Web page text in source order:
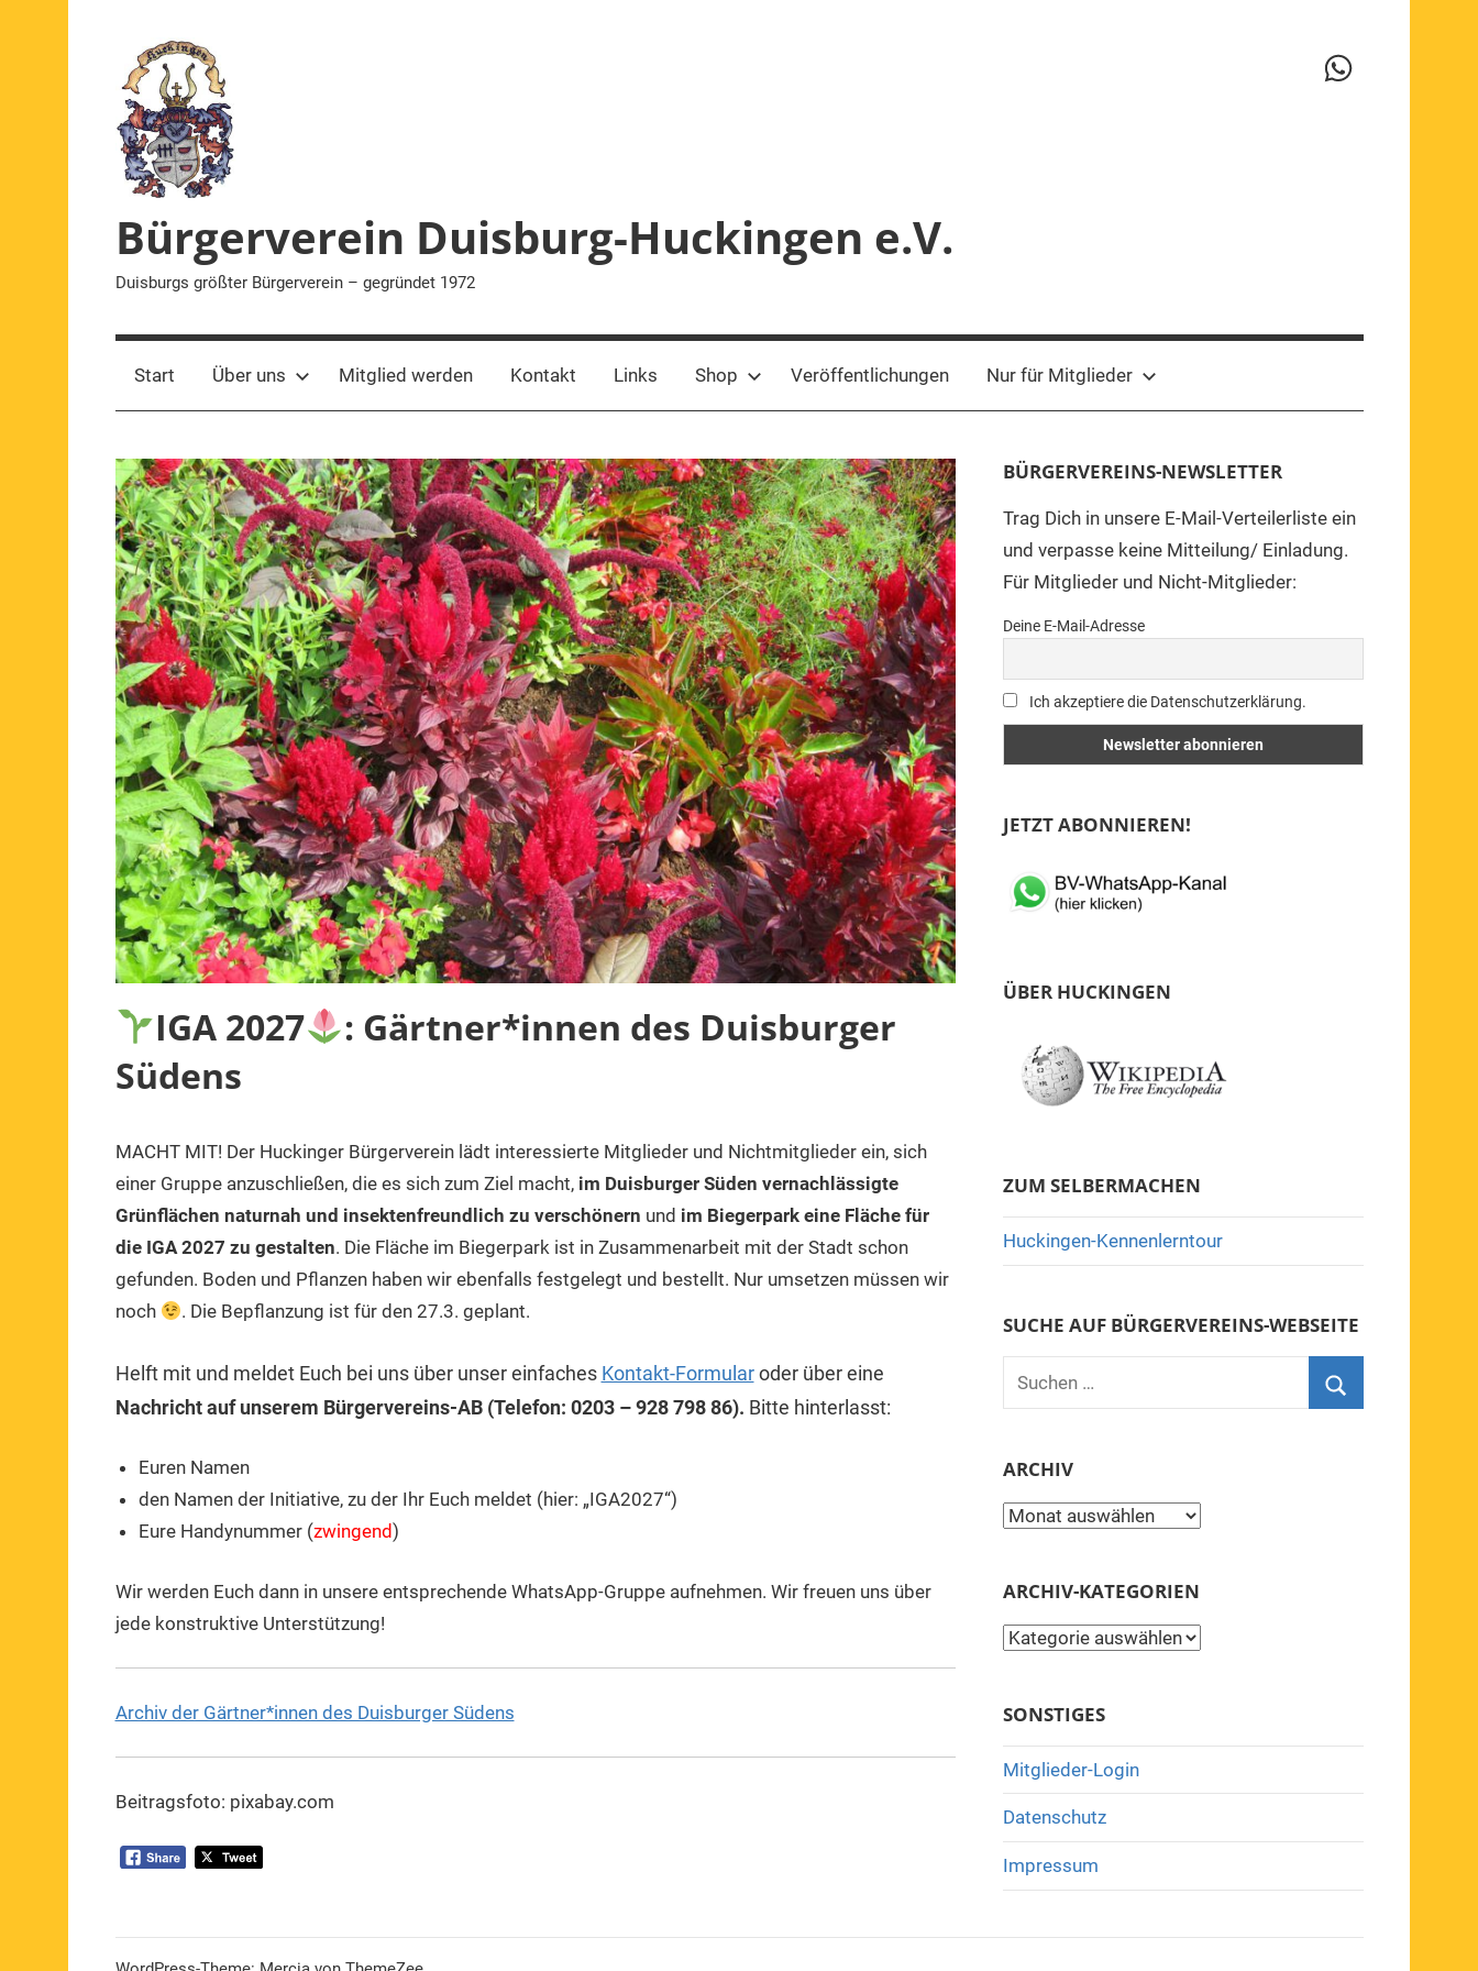
Bürgerverein Duisburg-Huckingen e.V.
Duisburgs größter Bürgerverein – gegründet 1972
WhatsApp-
Start Über uns Mitglied werden Kontakt Links Shop Veröffentlichungen Nur für Mitglieder
IGA 2027
: Gärtner*innen des Duisburger
Südens
3.
August
2023
1.
Vorsitzender
Mitteilung,
Veranstaltung
MACHT MIT! Der Huckinger Bürgerverein lädt interessierte Mitglieder und Nichtmitglieder ein, sich
einer Gruppe anzuschließen, die es sich zum Ziel macht, im Duisburger Süden vernachlässigte
Grünflächen naturnah und insektenfreundlich zu verschönern und im Biegerpark eine Fläche für
die IGA 2027 zu gestalten. Die Fläche im Biegerpark ist in Zusammenarbeit mit der Stadt schon
gefunden. Boden und Pflanzen haben wir ebenfalls festgelegt und bestellt. Nur umsetzen müssen wir
noch
. Die Bepflanzung ist für den 27.3. geplant.
Helft mit und meldet Euch bei uns über unser einfaches Kontakt-Formularoder über eine
Nachricht auf unserem Bürgervereins-AB (Telefon: 0203 – 928 798 86). Bitte hinterlasst:
Euren Namen
den Namen der Initiative, zu der Ihr Euch meldet (hier: „IGA2027“)
Eure Handynummer (zwingend)
Wir werden Euch dann in unsere entsprechende WhatsApp-Gruppe aufnehmen. Wir freuen uns über
jede konstruktive Unterstützung!
Archiv der Gärtner*innen des Duisburger Südens
Beitragsfoto: pixabay.com
BÜRGERVEREINS-NEWSLETTER
Trag Dich in unsere E-Mail-Verteilerliste ein
und verpasse keine Mitteilung/ Einladung.
Für Mitglieder und Nicht-Mitglieder:
Deine E-Mail-Adresse
Ich akzeptiere die Datenschutzerklärung.
JETZT ABONNIEREN!
ÜBER HUCKINGEN
ZUM SELBERMACHEN
Huckingen-Kennenlerntour
SUCHE AUF BÜRGERVEREINS-WEBSEITE
Suchen
nach:
ARCHIV
Archiv
ARCHIV-KATEGORIEN
Archiv-
SONSTIGES
Mitglieder-Login
Datenschutz
Impressum